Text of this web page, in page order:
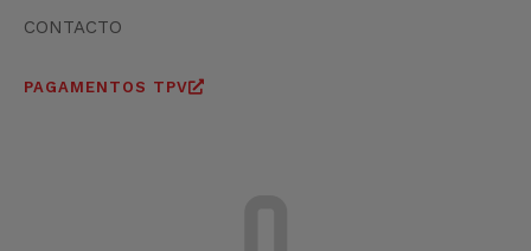
CONTACTO
PAGAMENTOS TPV